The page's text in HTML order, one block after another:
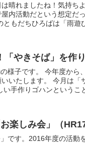
晴れましたね！気持ち
内活動だという想定だ
もだちひろばは「雨遊
「やきそば」を作
様子です。 今年度から
いたします。 今月は「
手作りゴハンというこ
楽しみ会」（
です。2016年度の活動